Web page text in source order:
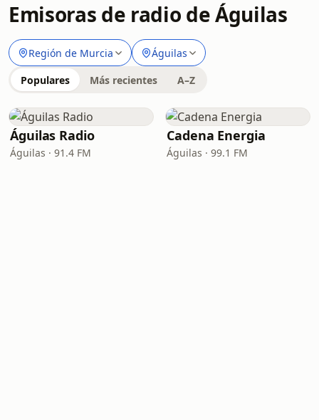
Emisoras de radio de Águilas
Región de Murcia Águilas
Populares Más recientes A–Z
Águilas Radio
Águilas · 91.4 FM
Cadena Energia
Águilas · 99.1 FM